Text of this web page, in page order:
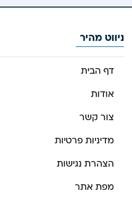
ניווט מהיר
דף הבית
אודות
צור קשר
מדיניות פרטיות
הצהרת נגישות
מפת אתר